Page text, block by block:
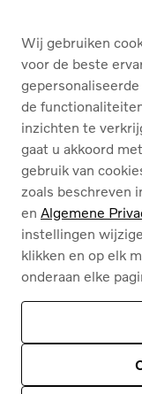
OVER ONS
Deze site wordt
© 2026
Volvo Car
Wij gebruiken
voor de beste
de
inzichten te
gaat u akkoord
gebruik van
zoals beschreven
en Algemene
instellingen
klikken en op elk
onderaan elke